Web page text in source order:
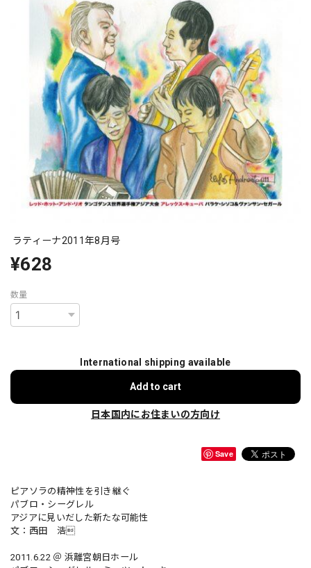
ラティーナ2011年8月号
¥628
数量
International shipping available
Add to cart
日本国内にお住まいの方向け
Save
ピアソラの精神性を引き継ぐ
パブロ・シーグレル
アジアに見いだした新たな可能性
文：西田 浩
2011.6.22 ＠ 浜離宮朝日ホール